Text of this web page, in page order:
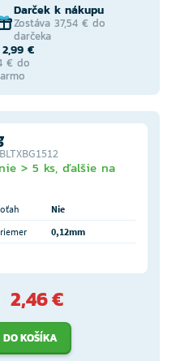
Darček k nákupu
Zostáva 37,54 € do
darčeka
€
€ do
> 5 ks, ďalšie na
Nie
0,12mm
2,46 €
DO KOŠÍKA